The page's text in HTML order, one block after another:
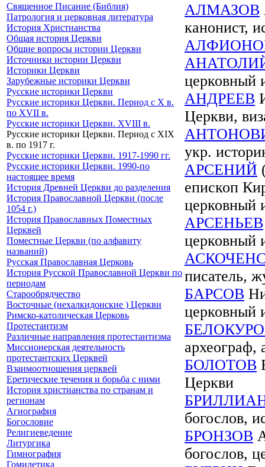
Священное Писание (Библия)
Патрология и церковная литература
История Христианства
Общая история Церкви
Общие вопросы истории Церкви
Источники истории Церкви
Историки Церкви
Зарубежные историки Церкви
Русские историки Церкви
Русские историки Церкви. Период с X в.
по XVII в.
Русские историки Церкви. XVIII в.
Русские историки Церкви. Период с XIX
в. по 1917 г.
Русские историки Церкви. 1917-1990 гг.
Русские историки Церкви. 1990-по
настоящее время
История Древней Церкви до разделения
История Православной Церкви (после
1054 г.)
История Православных Поместных
Церквей
Поместные Церкви (по алфавиту
названий)
Русская Православная Церковь
История Русской Православной Церкви по
периодам
Старообрядчество
Восточные (нехалкидонские ) Церкви
Римско-католическая Церковь
Протестантизм
Различные направления протестантизма
Миссионерская деятельность
протестантских Церквей
Взаимоотношения церквей
Еретические течения и борьба с ними
История христианства по странам и
регионам
Агиография
Богословие
Религиеведение
Литургика
Гимнография
Гомилетика
АЛМАЗОВ
канонист,
церковный
АНДРЕЕВ
Церкви,
укр.
АРСЕНИЙ
епископ
церковный
АРСЕНЬЕВ
церковный
писатель,
БАРСОВ
церковный
археограф,
БОЛОТОВ
Церкви
богослов,
БРОНЗОВ
богослов,